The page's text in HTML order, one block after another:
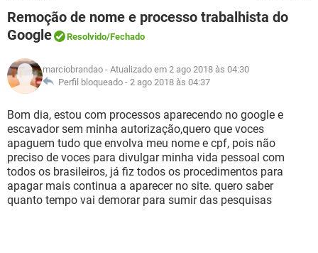
INSTAGRAM GMAIL
GUIA DE COMPRAS
OUTLOOK
GUIA DE COMPRAS
JOGOS WHATSAPP
CELULAR
OUTLOOK EXCEL
INSTAGRAM
GUIA DE COMPRAS
FÓRUM
CELULAR FACEBOOK
INSTAGRAM GMAIL
GUIA DE COMPRAS
GLOSSÁRIO
JOGOS
CELULAR FACEBOOK
OUTLOOK EXCEL
INSTAGRAM GMAIL
GUIA DE COMPRAS
Remoção de nome e processo trabalhista do
Google
Resolvido/Fechado
marciobrandao - Atualizado em 2 ago 2018 às 04:30
Perfil bloqueado - 2 ago 2018 às 04:37
Bom dia, estou com processos aparecendo no google e
escavador sem minha autorização,quero que voces
apaguem tudo que envolva meu nome e cpf, pois não
preciso de voces para divulgar minha vida pessoal com
todos os brasileiros, já fiz todos os procedimentos para
apagar mais continua a aparecer no site. quero saber
quanto tempo vai demorar para sumir das pesquisas